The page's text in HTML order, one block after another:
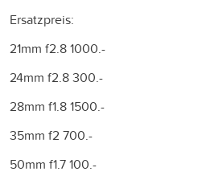
Ersatzpreis:
21mm f2.8 1000.-
24mm f2.8 300.-
28mm f1.8 1500.-
35mm f2 700.-
50mm f1.7 100.-